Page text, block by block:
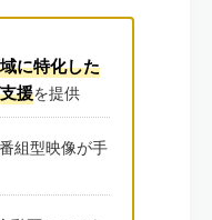
に特化した
援を提供
組型映像が手